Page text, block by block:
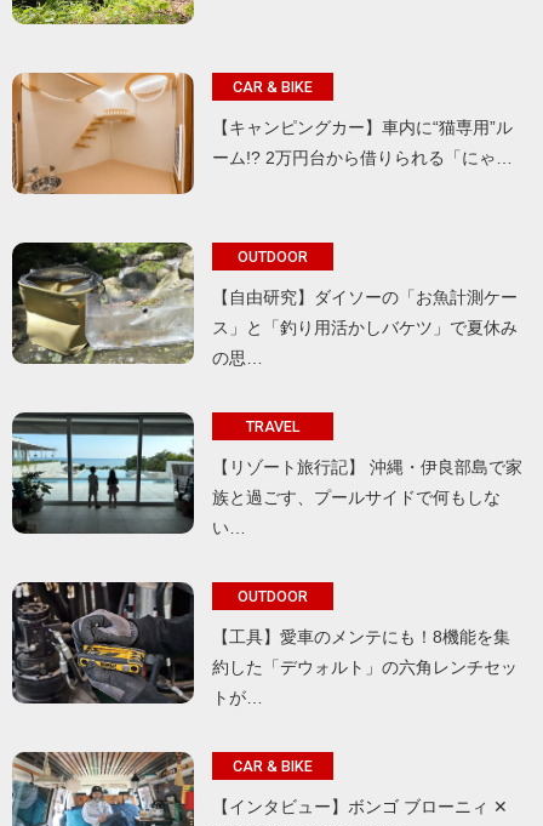
CAR & BIKE
【キャンピングカー】車内に“猫専用”ル
ーム!? 2万円台から借りられる「にゃ…
OUTDOOR
【自由研究】ダイソーの「お魚計測ケー
ス」と「釣り用活かしバケツ」で夏休み
の思…
TRAVEL
【リゾート旅行記】 沖縄・伊良部島で家
族と過ごす、プールサイドで何もしな
い…
OUTDOOR
【工具】愛車のメンテにも！8機能を集
約した「デウォルト」の六角レンチセッ
トが…
CAR & BIKE
【インタビュー】ボンゴ ブローニィ ✕